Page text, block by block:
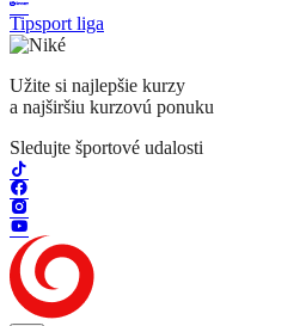
Tipsport liga
Užite si najlepšie kurzy
a najširšiu kurzovú ponuku
Sledujte športové udalosti